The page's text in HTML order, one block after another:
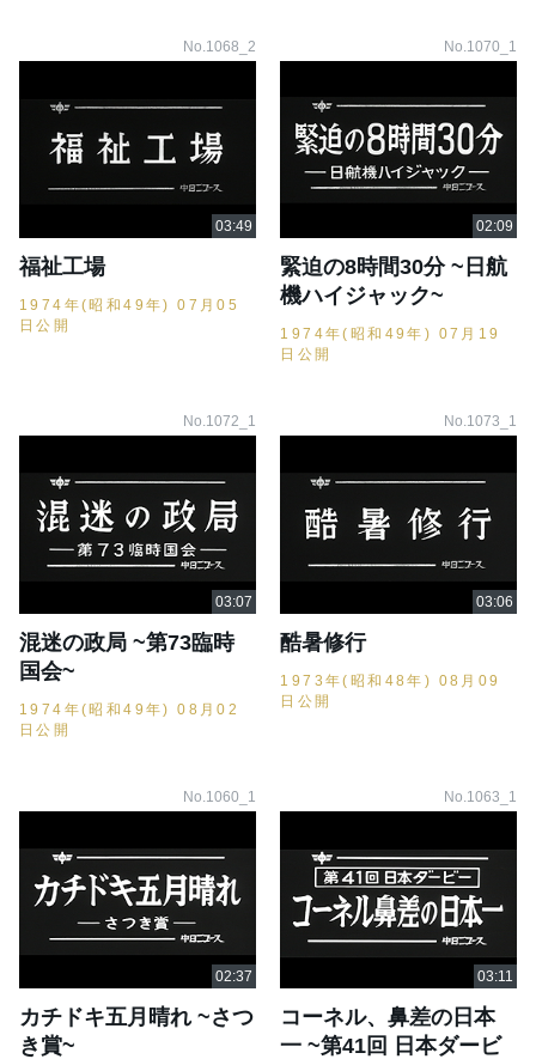
No.1068_2
福祉工場
1974年(昭和49年) 07月05
日公開
No.1070_1
緊迫の8時間30分 ~日航
機ハイジャック~
1974年(昭和49年) 07月19
日公開
No.1072_1
混迷の政局 ~第73臨時
国会~
1974年(昭和49年) 08月02
日公開
No.1073_1
酷暑修行
1973年(昭和48年) 08月09
日公開
No.1060_1
カチドキ五月晴れ ~さつ
き賞~
No.1063_1
コーネル、鼻差の日本
一 ~第41回 日本ダービ